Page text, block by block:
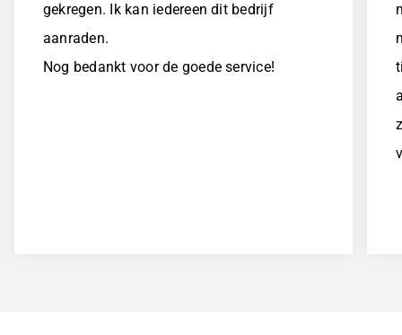
gekregen. Ik kan iedereen dit bedrijf
aanraden.
Nog bedankt voor de goede service!